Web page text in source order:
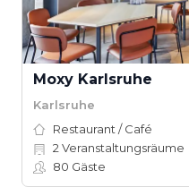
Moxy Karlsruhe
Karlsruhe
Restaurant / Café
2 Veranstaltungsräume
80 Gäste